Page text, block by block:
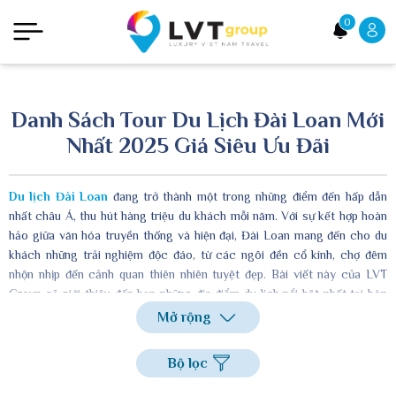
0
Danh Sách Tour Du Lịch Đài Loan Mới
Nhất 2025 Giá Siêu Ưu Đãi
Du lịch Đài Loan đang trở thành một trong những điểm đến hấp dẫn
nhất châu Á, thu hút hàng triệu du khách mỗi năm. Với sự kết hợp hoàn
hảo giữa văn hóa truyền thống và hiện đại, Đài Loan mang đến cho du
khách những trải nghiệm độc đáo, từ các ngôi đền cổ kính, chợ đêm
nhộn nhịp đến cảnh quan thiên nhiên tuyệt đẹp. Bài viết này của LVT
Group sẽ giới thiệu đến bạn những địa điểm du lịch nổi bật nhất tại hòn
Mở rộng
Bộ lọc